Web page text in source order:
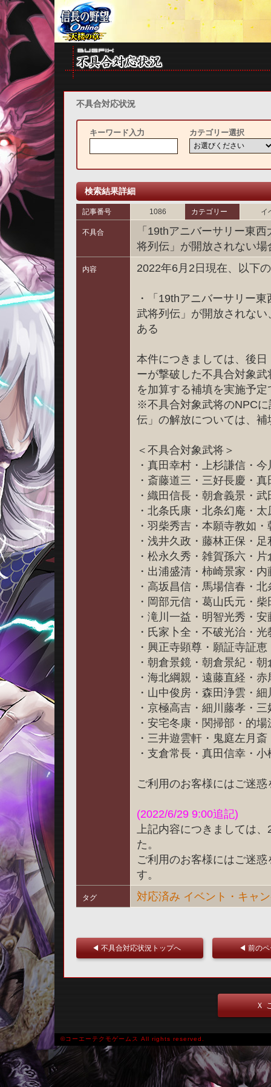
不具合対応状況
キーワード入力 カテゴリー選択
検索結果詳細
記事番号 1086 カテゴリー イ
不具合
「19thアニバーサリー東
将列伝」が開放されない場
内容 2022年6月2日現在、以下
・「19thアニバーサリー
武将列伝」が開放されな
ある
本件につきましては、後
ーが撃破した不具合対象
を加算する補填を実施予定
※不具合対象武将のNPC
伝」の解放については、
＜不具合対象武将＞
・真田幸村・上杉謙信・今
・斎藤道三・三好長慶・真
・織田信長・朝倉義景・武
・北条氏康・北条幻庵・太
・羽柴秀吉・本願寺教如
・浅井久政・藤林正保・足
・松永久秀・雑賀孫六・片
・出浦盛清・柿崎景家・内
・高坂昌信・馬場信春・北
・岡部元信・葛山氏元・柴
・滝川一益・明智光秀・安
・氏家卜全・不破光治・
・興正寺顕尊・願証寺証
・朝倉景鏡・朝倉景紀・朝
・海北綱親・遠藤直経・赤
・山中俊房・森田浄雲・細
・京極高吉・細川藤孝・三
・安宅冬康・関掃部・的場
・三井遊雲軒・鬼庭左月
・支倉常長・真田信幸・小
ご利用のお客様にはご迷
(2022/6/29 9:00追記)
上記内容につきましては
た。
ご利用のお客様にはご迷
す。
タグ 対応済み イベント・キャ
◀ 不具合対応状況トップへ ◀ 前の
Ｘ